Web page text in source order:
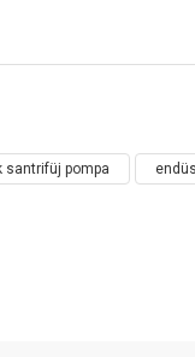
santrifüj pompa